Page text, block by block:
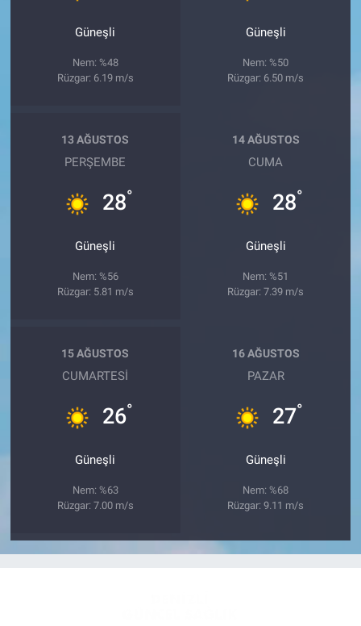
Güneşli
Nem: %48
Rüzgar: 6.19 m/s
Güneşli
Nem: %50
Rüzgar: 6.50 m/s
13 AĞUSTOS
PERŞEMBE
28°
Güneşli
Nem: %56
Rüzgar: 5.81 m/s
14 AĞUSTOS
CUMA
28°
Güneşli
Nem: %51
Rüzgar: 7.39 m/s
15 AĞUSTOS
CUMARTESI
26°
Güneşli
Nem: %63
Rüzgar: 7.00 m/s
16 AĞUSTOS
PAZAR
27°
Güneşli
Nem: %68
Rüzgar: 9.11 m/s